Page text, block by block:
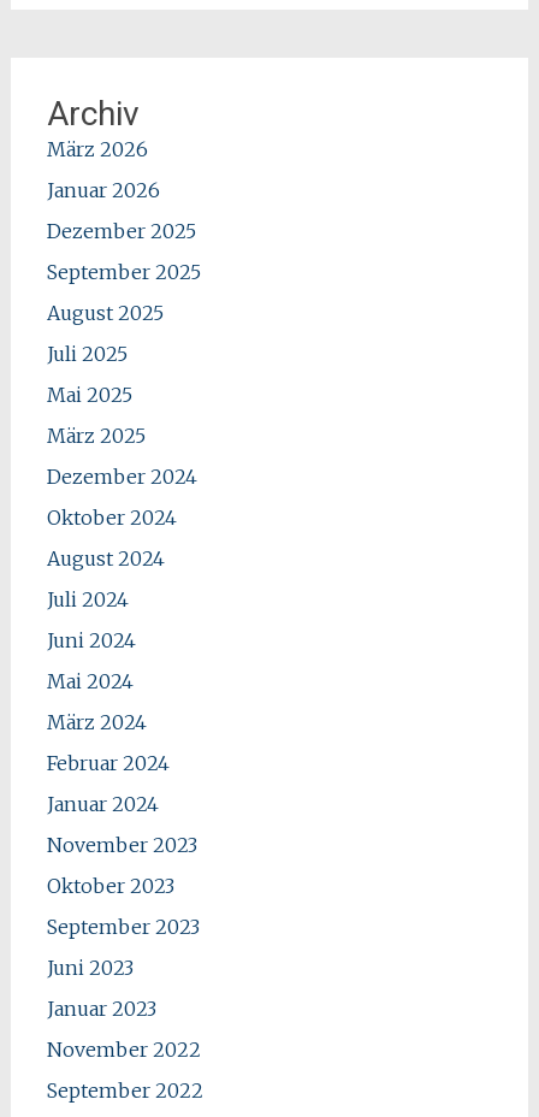
Archiv
März 2026
Januar 2026
Dezember 2025
September 2025
August 2025
Juli 2025
Mai 2025
März 2025
Dezember 2024
Oktober 2024
August 2024
Juli 2024
Juni 2024
Mai 2024
März 2024
Februar 2024
Januar 2024
November 2023
Oktober 2023
September 2023
Juni 2023
Januar 2023
November 2022
September 2022